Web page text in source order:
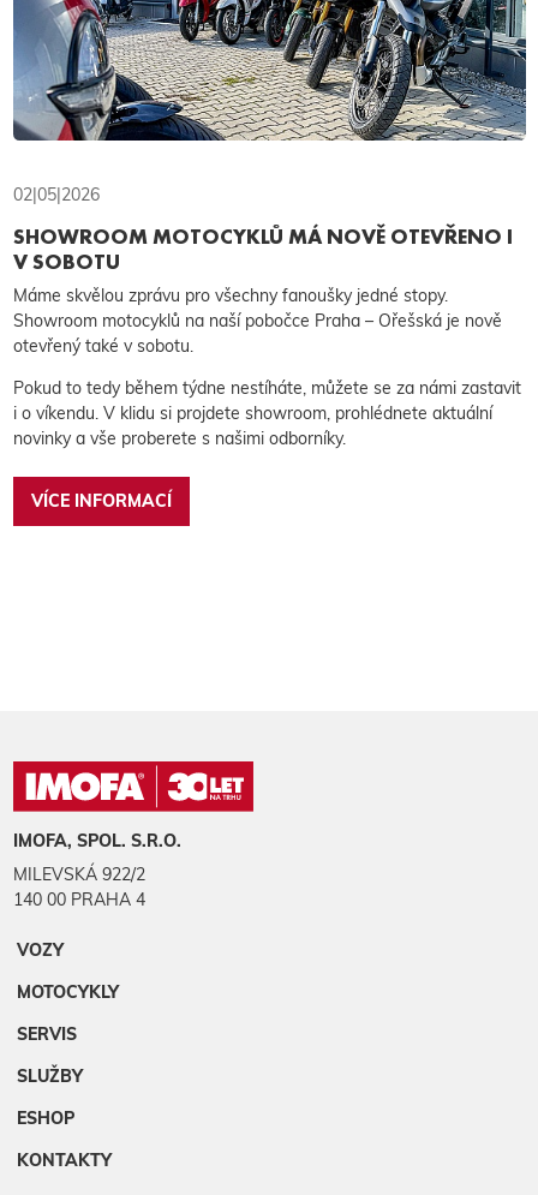
02|05|2026
SHOWROOM MOTOCYKLŮ MÁ NOVĚ OTEVŘENO I
V SOBOTU
Máme skvělou zprávu pro všechny fanoušky jedné stopy.
Showroom motocyklů na naší pobočce Praha – Ořešská je nově
otevřený také v sobotu.
Pokud to tedy během týdne nestíháte, můžete se za námi zastavit
i o víkendu. V klidu si projdete showroom, prohlédnete aktuální
novinky a vše proberete s našimi odborníky.
VÍCE INFORMACÍ
IMOFA, SPOL. S.R.O.
MILEVSKÁ 922/2
140 00 PRAHA 4
VOZY
MOTOCYKLY
SERVIS
SLUŽBY
ESHOP
KONTAKTY